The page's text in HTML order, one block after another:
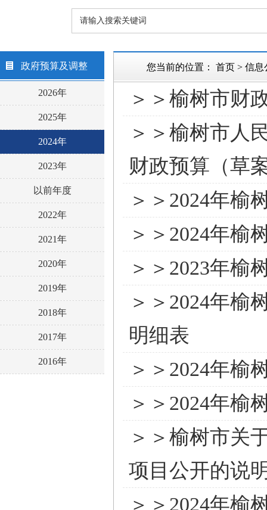
政府预算及调整
2026年
2025年
2024年
2023年
以前年度
2022年
2021年
2020年
2019年
2018年
2017年
2016年
您当前的位置： 首页 > 信息
＞＞榆树市财
＞＞榆树市人
财政预算（草
＞＞2024年榆
＞＞2024年榆
＞＞2023年榆
＞＞2024年榆
明细表
＞＞2024年榆
＞＞2024年榆
＞＞榆树市关
项目公开的说
＞＞2024年榆